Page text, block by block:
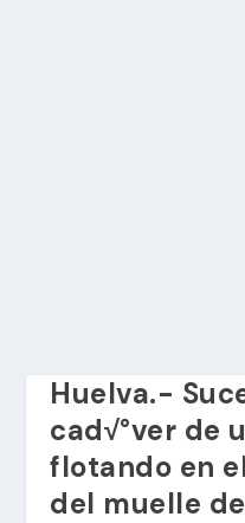
Huelva.-
cad√°ver de
flotando en
del muelle